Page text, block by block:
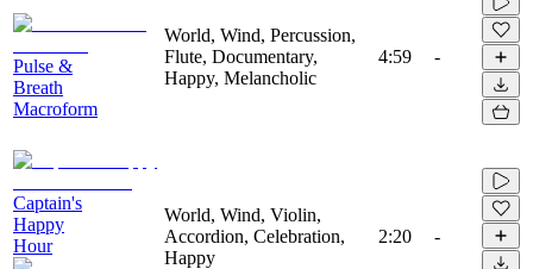
Pulse &
Breath
Macroform
World, Wind, Percussion,
Flute, Documentary,
Happy, Melancholic
4:59 -
Captain's
Happy
Hour
World, Wind, Violin,
Accordion, Celebration,
Happy
2:20 -